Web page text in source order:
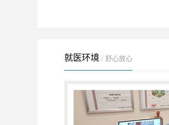
就医环境 / 舒心放心